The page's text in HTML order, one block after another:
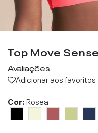
Top Move
Avaliações
Adicionar aos favoritos
Cor:Rosea